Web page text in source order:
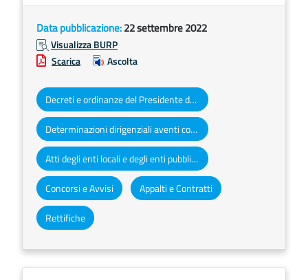
Data pubblicazione:22 settembre 2022
Visualizza BURP
Scarica
Ascolta
Decreti e ordinanze del Presidente della Giunta regionale
Determinazioni dirigenziali aventi contenuto di interesse generale
Atti degli enti locali e degli enti pubblici e privati
Concorsi e Avvisi Appalti e Contratti
Rettifiche